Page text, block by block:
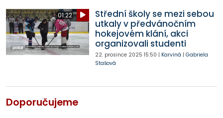
01:22
Střední školy se mezi sebou
utkaly v předvánočním
hokejovém klání, akci
organizovali studenti
22. prosince 2025 15:50 | Karviná | Gabriela
Stašová
Doporučujeme